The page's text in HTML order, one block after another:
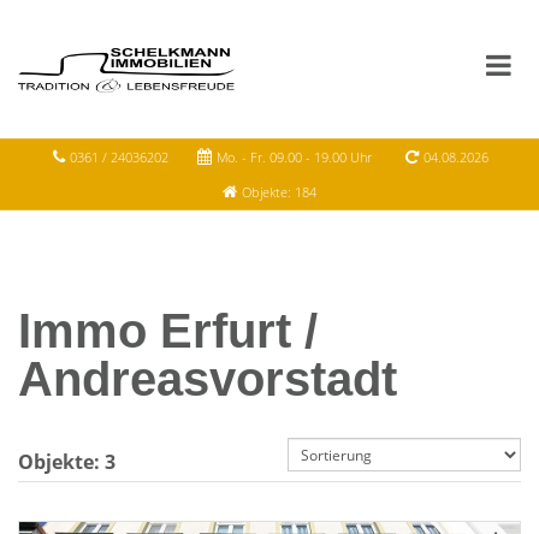
0361 / 24036202 Mo. - Fr. 09.00 - 19.00 Uhr
04.08.2026
Objekte: 184
Immo Erfurt /
Andreasvorstadt
Objekte: 3